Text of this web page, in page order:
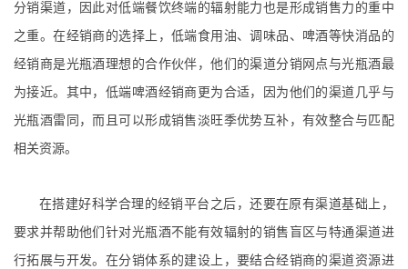
分销渠道， 因此对低端餐饮终端的辐射能力也是形成销售力的重中
之重。在经销商的选择上，低端食用油、调味品、啤酒等快消品的
经销商是光瓶酒理想的合作伙伴，他们的渠道分销网点与光瓶酒最
为接近。其中，低端啤酒经销商更为合适，因为他们的渠道几乎与
光瓶酒雷同，而且可以形成销售淡旺季优势互补，有效整合与匹配
相关资源。
在搭建好科学合理的经销平台之后，还要在原有渠道基础上，
要求并帮助他们针对光瓶酒不能有效辐射的销售盲区与特通渠道进
行拓展与开发。在分销体系的建设上，要结合经销商的渠道资源进